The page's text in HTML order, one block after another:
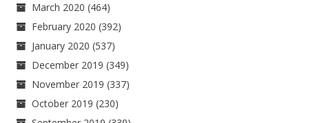
March 2020 (464)
February 2020 (392)
January 2020 (537)
December 2019 (349)
November 2019 (337)
October 2019 (230)